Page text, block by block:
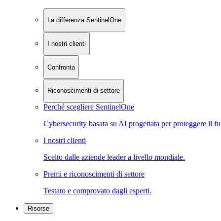
La differenza SentinelOne
I nostri clienti
Confronta
Riconoscimenti di settore
Perché scegliere SentinelOne
Cybersecurity basata su AI progettata per proteggere il
I nostri clienti
Scelto dalle aziende leader a livello mondiale.
Premi e riconoscimenti di settore
Testato e comprovato dagli esperti.
Risorse